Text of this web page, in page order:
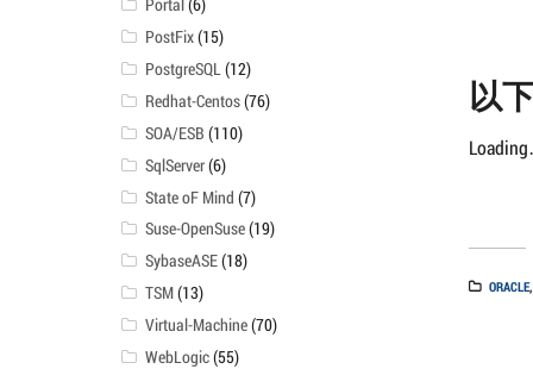
以
ORACLE,
Portal (6)
PostFix(15)
PostgreSQL(12)
Redhat-Centos(76)
SOA/ESB (110)
SqlServer(6)
State oF Mind (7)
Suse-OpenSuse(19)
SybaseASE(18)
TSM(13)
Virtual-Machine(70)
WebLogic(55)